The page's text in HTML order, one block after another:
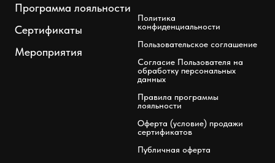
Программа лояльности
Сертификаты
Мероприятия
Политика
конфиденциальности
Пользовательское соглашение
Согласие Пользователя на
обработку персональных
данных
Правила программы
лояльности
Оферта (условие) продажи
сертификатов
Публичная оферта